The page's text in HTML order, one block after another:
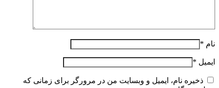
نام *
ایمیل *
ذخیره نام، ایمیل و وبسایت من در مرورگر برای زمانی که